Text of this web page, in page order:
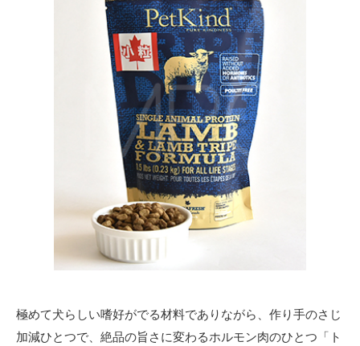
極めて犬らしい嗜好がでる材料でありながら、作り手のさじ
加減ひとつで、絶品の旨さに変わるホルモン肉のひとつ「ト